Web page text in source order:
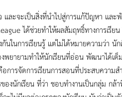
ละจะเป็นสิ่งที่นำไปสู่การแก้ปัญหา และ
ได้ช่วยทำให้ผลสัมฤทธิ์ทางการเรี
ในการเรียนรู้ แต่ไม่ได้หมายความว่า นั
ยายามทำให้นักเรียนที่อ่อน พัฒนาได้เ
ารจัดการเรียนการสอนที่ประสบความส
องนักเรียน ที่ว่า ชอบทำงานเป็นกลุ่ม ก